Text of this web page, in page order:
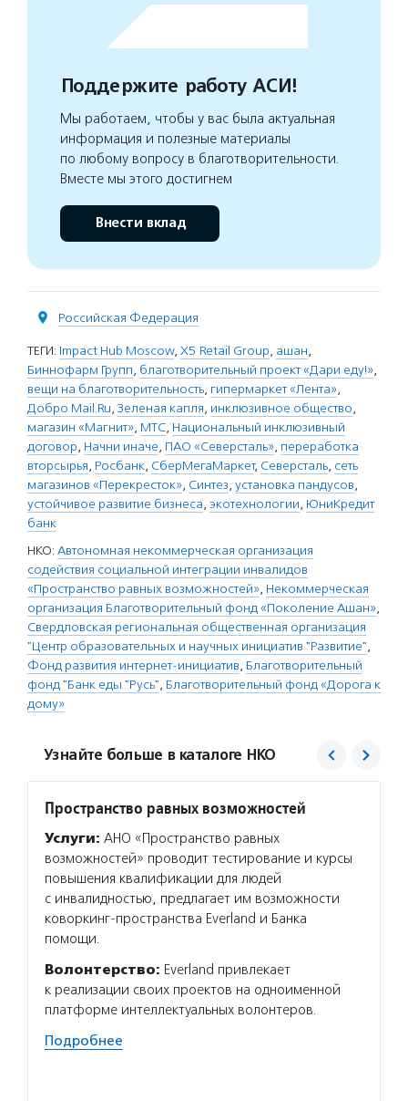
Поддержите работу АСИ!
Мы работаем, чтобы у вас была актуальная
информация и полезные материалы
по любому вопросу в благотворительности.
Вместе мы этого достигнем
Внести вклад
Российская Федерация
ТЕГИ: Impact Hub Moscow, X5 Retail Group, ашан,
Биннофарм Групп, благотворительный проект «Дари еду!»,
вещи на благотворительность, гипермаркет «Лента»,
Добро Mail.Ru, Зеленая капля, инклюзивное общество,
магазин «Магнит», МТС, Национальный инклюзивный
договор, Начни иначе, ПАО «Северсталь», переработка
вторсырья, Росбанк, СберМегаМаркет, Северсталь, сеть
магазинов «Перекресток», Синтез, установка пандусов,
устойчивое развитие бизнеса, экотехнологии, ЮниКредит
банк
НКО: Автономная некоммерческая организация
содействия социальной интеграции инвалидов
«Пространство равных возможностей», Некоммерческая
организация Благотворительный фонд «Поколение Ашан»,
Свердловская региональная общественная организация
"Центр образовательных и научных инициатив "Развитие",
Фонд развития интернет-инициатив, Благотворительный
фонд "Банк еды "Русь", Благотворительный фонд «Дорога к
дому»
Узнайте больше в каталоге НКО
Пространство равных возможностей
Услуги: АНО «Пространство равных
возможностей» проводит тестирование и курсы
повышения квалификации для людей
с инвалидностью, предлагает им возможности
коворкинг-пространства Everland и Банка
помощи.
Волонтерство: Everland привлекает
к реализации своих проектов на одноименной
платформе интеллектуальных волонтеров.
Подробнее